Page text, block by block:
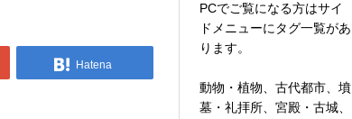
Hatena
PCでご覧になる方はサイ
ドメニューにタグ一覧があ
ります。
動物・植物、古代都市、墳
墓・礼拝所、宮殿・古城、